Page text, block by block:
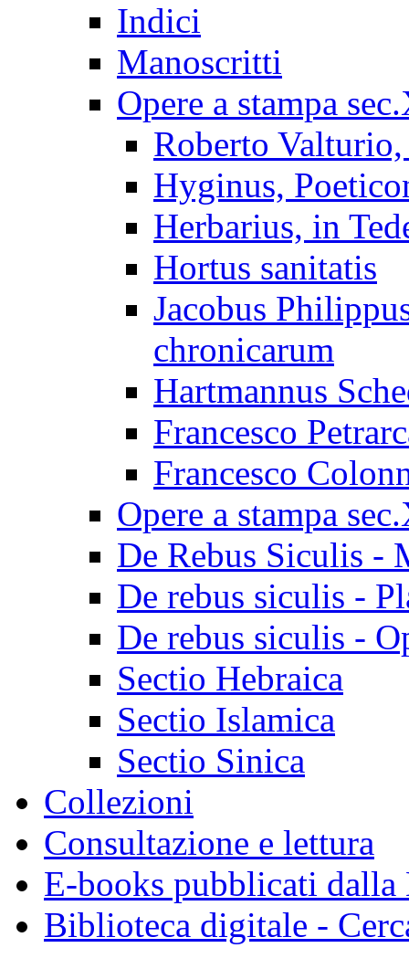
Indici
Manoscritti
Opere a stampa
Roberto
Hyginus,
Herbarius, in
Hortus sanitatis
Jacobus
chronicarum
Hartmannus
Francesco
Francesco
Opere a stampa
De Rebus Siculis -
De rebus siculis -
De rebus siculis -
Sectio Hebraica
Sectio Islamica
Sectio Sinica
Collezioni
Consultazione e lettura
E-books pubblicati dalla
Biblioteca digitale -